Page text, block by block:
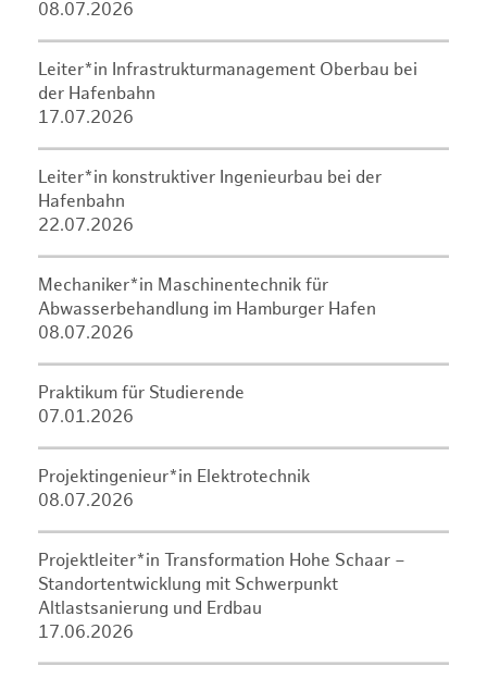
08.07.2026
Leiter*in Infrastrukturmanagement Oberbau bei
der Hafenbahn
17.07.2026
Leiter*in konstruktiver Ingenieurbau bei der
Hafenbahn
22.07.2026
Mechaniker*in Maschinentechnik für
Abwasserbehandlung im Hamburger Hafen
08.07.2026
Praktikum für Studierende
07.01.2026
Projektingenieur*in Elektrotechnik
08.07.2026
Projektleiter*in Transformation Hohe Schaar –
Standortentwicklung mit Schwerpunkt
Altlastsanierung und Erdbau
17.06.2026